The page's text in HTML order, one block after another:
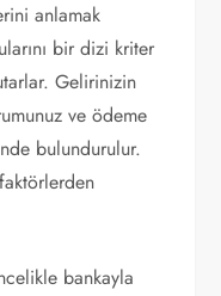
anlamak
bir dizi kriter
Gelirinizin
ve ödeme
bulundurulur.
bankayla